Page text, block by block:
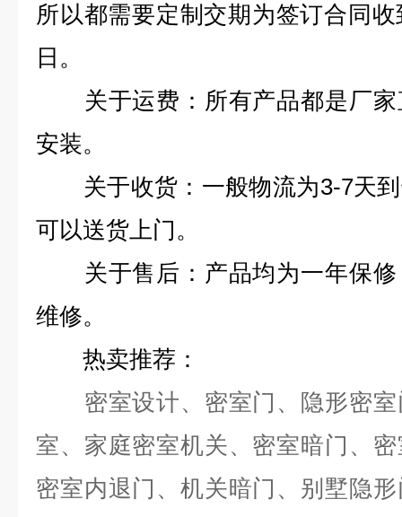
所以都需要定制交期为签订合同
日。
关于运费：所有产品都是厂家
安装。
关于收货：一般物流为3-7天到
可以送货上门。
关于售后：产品均为一年保修
维修。
热卖推荐：
密室设计、密室门、隐形密室
室、家庭密室机关、密室暗门、
密室内退门、机关暗门、别墅隐